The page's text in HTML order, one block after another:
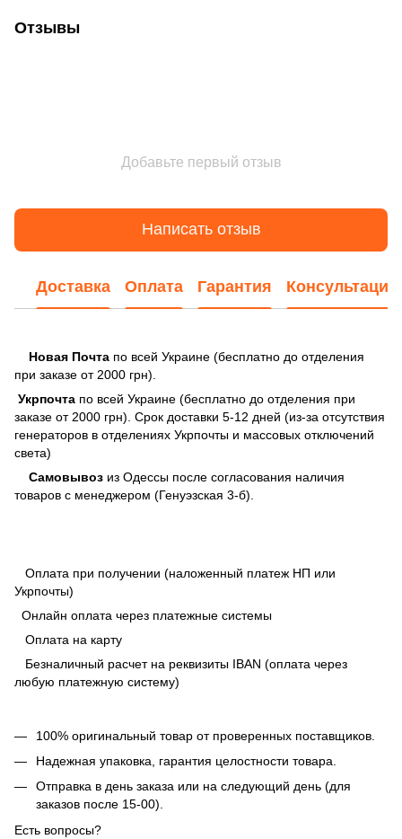
Отзывы
Добавьте первый отзыв
Написать отзыв
Доставка Оплата Гарантия Консультация
Новая Почта по всей Украине (бесплатно до отделения
при заказе от 2000 грн).
Укрпочта по всей Украине (бесплатно до отделения при
заказе от 2000 грн). Срок доставки 5-12 дней (из-за отсутствия
генераторов в отделениях Укрпочты и массовых отключений
света)
Самовывоз из Одессы после согласования наличия
товаров с менеджером (Генуэзская 3-б).
Оплата при получении (наложенный платеж НП или
Укрпочты)
Онлайн оплата через платежные системы
Оплата на карту
Безналичный расчет на реквизиты IBAN (оплата через
любую платежную систему)
100% оригинальный товар от проверенных поставщиков.
Надежная упаковка, гарантия целостности товара.
Отправка в день заказа или на следующий день (для
заказов после 15-00).
Есть вопросы?